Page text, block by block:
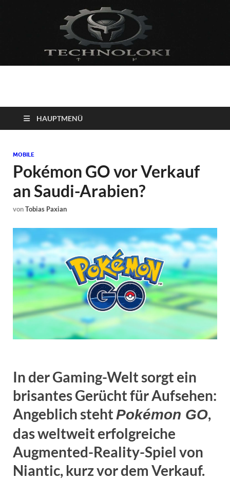
Technoloki: Gaming
und Entertainment
News
Blockbuster, Indie-Perlen und Retro-Klassiker.
HAUPTMENÜ
MOBILE
Pokémon GO vor Verkauf
an Saudi-Arabien?
vonTobias Paxian
In der Gaming-Welt sorgt ein
brisantes Gerücht für Aufsehen:
Angeblich stehtPokémon GO,
das weltweit erfolgreiche
Augmented-Reality-Spiel von
Niantic, kurz vor dem Verkauf.